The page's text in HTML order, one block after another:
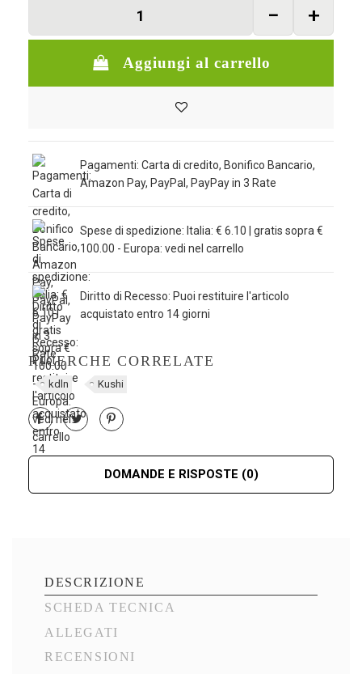
Aggiungi al carrello
Pagamenti: Carta di credito, Bonifico Bancario,
Amazon Pay, PayPal, PayPay in 3 Rate
Spese di spedizione: Italia: € 6.10 | gratis sopra €
100.00 - Europa: vedi nel carrello
Diritto di Recesso: Puoi restituire l'articolo
acquistato entro 14 giorni
RICERCHE CORRELATE
kdln Kushi
DOMANDE E RISPOSTE (0)
DESCRIZIONE
SCHEDA TECNICA
ALLEGATI
RECENSIONI